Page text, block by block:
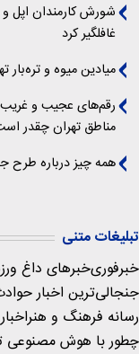
شورش کارمندان اپل
غافلگیر کرد
میادین میوه و
رقم‌های عجیب و غریب
مناطق تهران چقدر
همه چیز درباره طرح
تبلیغات متنی
خبرفوریخبرهای داغ
جنجالی‌ترین اخبار
رسانه فرهنگ و هنر
چطور با هوش مصنوعی